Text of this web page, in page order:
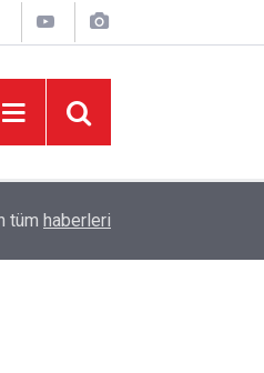
İçin Güç Birliği
tüm haberleri